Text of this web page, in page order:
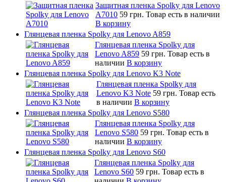
Защитная пленка Spolky для Lenovo
A7010 59 грн. Товар есть в наличии
В корзину
Глянцевая пленка Spolky для Lenovo A859
Глянцевая пленка Spolky для
Lenovo A859 59 грн. Товар есть в
наличии В корзину
Глянцевая пленка Spolky для Lenovo K3 Note
Глянцевая пленка Spolky для
Lenovo K3 Note 59 грн. Товар есть
в наличии В корзину
Глянцевая пленка Spolky для Lenovo S580
Глянцевая пленка Spolky для
Lenovo S580 59 грн. Товар есть в
наличии В корзину
Глянцевая пленка Spolky для Lenovo S60
Глянцевая пленка Spolky для
Lenovo S60 59 грн. Товар есть в